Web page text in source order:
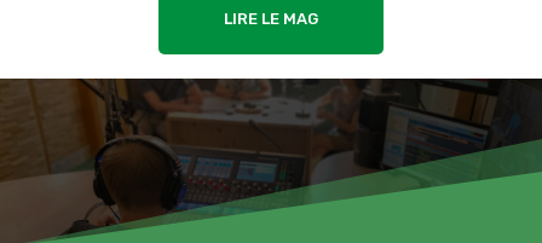
LIRE LE MAG